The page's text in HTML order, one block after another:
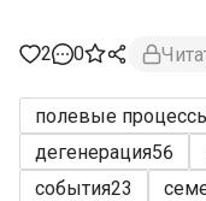
2 0
полевые
дегенерация56
события23